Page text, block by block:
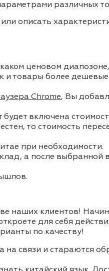
различных
или описать
ценовом
и товары более
Chrome, Вы
включена
то стоимость
при необходимости.
а после выбранной
наших клиентов!
для себя
по качеству!
на связи и стараются